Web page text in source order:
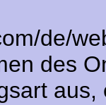
de/
des